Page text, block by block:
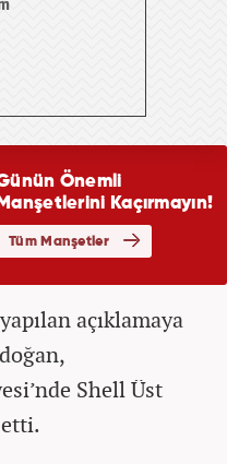
açıklamaya
Shell Üst